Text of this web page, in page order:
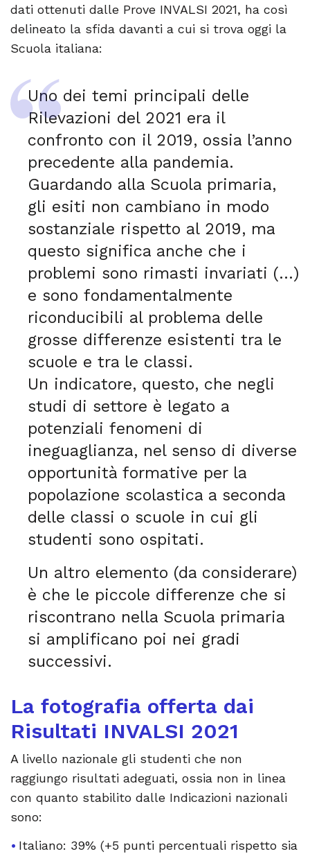
dati ottenuti dalle Prove INVALSI 2021, ha così
delineato la sfida davanti a cui si trova oggi la
Scuola italiana:
Uno dei temi principali delle
Rilevazioni del 2021 era il
confronto con il 2019, ossia l’anno
precedente alla pandemia.
Guardando alla Scuola primaria,
gli esiti non cambiano in modo
sostanziale rispetto al 2019, ma
questo significa anche che i
problemi sono rimasti invariati (…)
e sono fondamentalmente
riconducibili al problema delle
grosse differenze esistenti tra le
scuole e tra le classi.
Un indicatore, questo, che negli
studi di settore è legato a
potenziali fenomeni di
ineguaglianza, nel senso di diverse
opportunità formative per la
popolazione scolastica a seconda
delle classi o scuole in cui gli
studenti sono ospitati.
Un altro elemento (da considerare)
è che le piccole differenze che si
riscontrano nella Scuola primaria
si amplificano poi nei gradi
successivi.
La fotografia offerta dai
Risultati INVALSI 2021
A livello nazionale gli studenti che non
raggiungo risultati adeguati, ossia non in linea
con quanto stabilito dalle Indicazioni nazionali
sono:
Italiano: 39% (+5 punti percentuali rispetto sia